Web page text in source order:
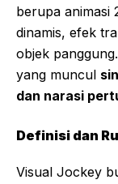
berupa animasi
dinamis, efek
objek
yang muncul
dan narasi
Definisi dan
Visual Jockey